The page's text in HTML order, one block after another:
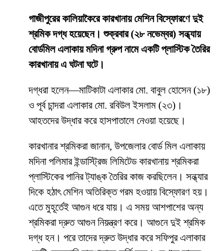
গাজীপুরের কালিয়াকৈরে কারখানায় মেশিন বিস্ফোরণে দুই
শ্রমিক দগ্ধ হয়েছেন। শুক্রবার (২৮ নভেম্বর) সন্ধ্যায়
বোর্ডমিল এলাকায় মদিনা গ্রুপ নামে একটি প্লাস্টিক তৈরির
কারখানায় এ ঘটনা ঘটে।
দগ্ধরা হলেন—মাটিকাটা এলাকার মো. বাবুল হোসেন (১৮)
ও পূর্ব চান্দরা এলাকার মো. রবিউল ইসলাম (২৩)।
আহতদের উদ্ধার করে হাসপাতালে নেওয়া হয়েছে।
কারখানার শ্রমিকরা জানান, উপজেলার বোর্ড মিল এলাকায়
মদিনা পলিমার ইন্ডাস্ট্রিজ লিমিটেড কারখানায় শ্রমিকরা
প্লাস্টিকের পানির ট্যাঙ্ক তৈরির কাজ করছিলেন। সন্ধ্যার
দিকে হঠাৎ মেশিন অতিরিক্ত গরম হওয়ায় বিস্ফোরণ হয়।
এতে মুহূর্তেই আগুন ধরে যায়। এ সময় আশপাশের অন্য
শ্রমিকরা দ্রুত আগুন নিয়ন্ত্রণ করে। আগুনে দুই শ্রমিক
দগ্ধ হন। পরে তাদের দ্রুত উদ্ধার করে সফিপুর এলাকার